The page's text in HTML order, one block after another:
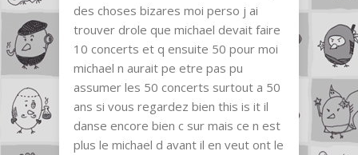
des choses bizares moi perso j ai
trouver drole que michael devait faire
10 concerts et q ensuite 50 pour moi
michael n aurait pe etre pas pu
assumer les 50 concerts surtout a 50
ans si vous regardez bien this is it il
danse encore bien c sur mais ce n est
plus le michael d avant il en veut ont le